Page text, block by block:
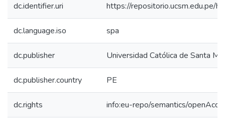
dc.identifier.uri https://repositorio.ucsm.edu.pe/
dc.language.iso spa
dc.publisher Universidad Católica de Santa
dc.publisher.country PE
dc.rights info:eu-repo/semantics/